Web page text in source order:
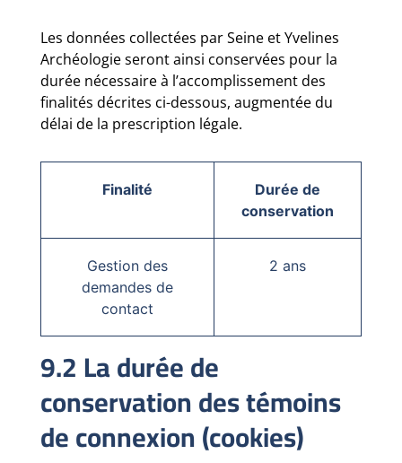
Les données collectées par Seine et Yvelines
Archéologie seront ainsi conservées pour la
durée nécessaire à l’accomplissement des
finalités décrites ci-dessous, augmentée du
délai de la prescription légale.
Finalité
Durée de
conservation
Gestion des
demandes de
contact
2 ans
9.2 La durée de
conservation des témoins
de connexion (cookies)